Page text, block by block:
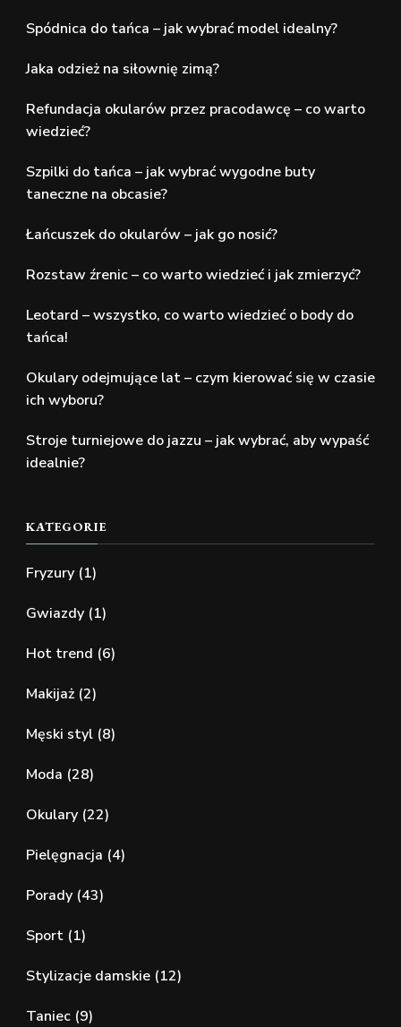
Spódnica do tańca – jak wybrać model idealny?
Jaka odzież na siłownię zimą?
Refundacja okularów przez pracodawcę – co warto
wiedzieć?
Szpilki do tańca – jak wybrać wygodne buty
taneczne na obcasie?
Łańcuszek do okularów – jak go nosić?
Rozstaw źrenic – co warto wiedzieć i jak zmierzyć?
Leotard – wszystko, co warto wiedzieć o body do
tańca!
Okulary odejmujące lat – czym kierować się w czasie
ich wyboru?
Stroje turniejowe do jazzu – jak wybrać, aby wypaść
idealnie?
KATEGORIE
Fryzury (1)
Gwiazdy (1)
Hot trend (6)
Makijaż (2)
Męski styl (8)
Moda (28)
Okulary (22)
Pielęgnacja (4)
Porady (43)
Sport (1)
Stylizacje damskie (12)
Taniec (9)